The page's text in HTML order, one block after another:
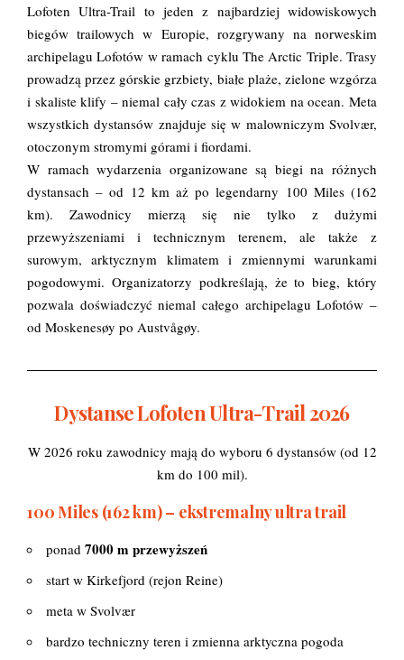
Lofoten Ultra-Trail to jeden z najbardziej widowiskowych
biegów trailowych w Europie, rozgrywany na norweskim
archipelagu Lofotów w ramach cyklu The Arctic Triple. Trasy
prowadzą przez górskie grzbiety, białe plaże, zielone wzgórza
i skaliste klify – niemal cały czas z widokiem na ocean. Meta
wszystkich dystansów znajduje się w malowniczym Svolvær,
otoczonym stromymi górami i fiordami.
W ramach wydarzenia organizowane są biegi na różnych
dystansach – od 12 km aż po legendarny 100 Miles (162
km). Zawodnicy mierzą się nie tylko z dużymi
przewyższeniami i technicznym terenem, ale także z
surowym, arktycznym klimatem i zmiennymi warunkami
pogodowymi. Organizatorzy podkreślają, że to bieg, który
pozwala doświadczyć niemal całego archipelagu Lofotów –
od Moskenesøy po Austvågøy.
Dystanse Lofoten Ultra-Trail 2026
W 2026 roku zawodnicy mają do wyboru 6 dystansów (od 12
km do 100 mil).
100 Miles (162 km) – ekstremalny ultra trail
ponad 7000 m przewyższeń
start w Kirkefjord (rejon Reine)
meta w Svolvær
bardzo techniczny teren i zmienna arktyczna pogoda